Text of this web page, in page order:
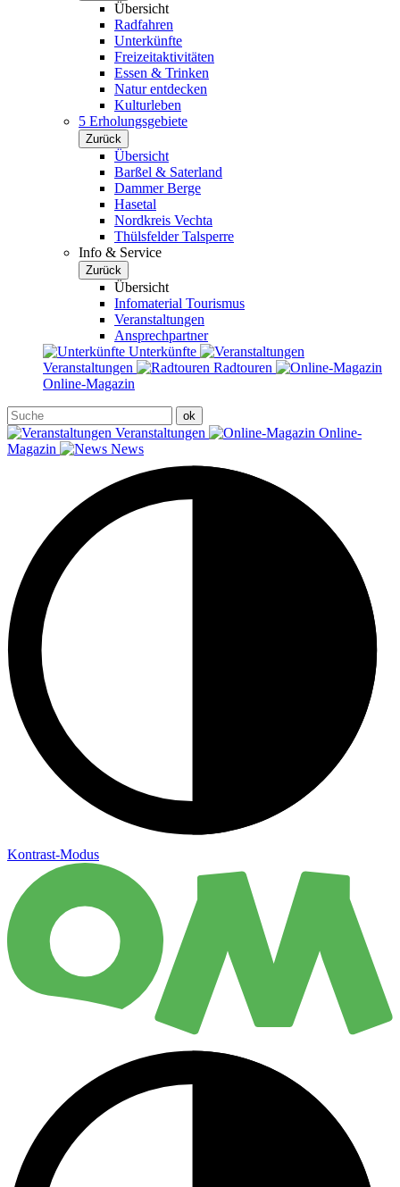
Übersicht
Radfahren
Unterkünfte
Freizeitaktivitäten
Essen & Trinken
Natur entdecken
Kulturleben
5 Erholungsgebiete
Zurück
Übersicht
Barßel & Saterland
Dammer Berge
Hasetal
Nordkreis Vechta
Thülsfelder Talsperre
Info & Service
Zurück
Übersicht
Infomaterial Tourismus
Veranstaltungen
Ansprechpartner
Unterkünfte
Veranstaltungen
Radtouren
Online-Magazin
Veranstaltungen
Online-
Magazin
News
Kontrast-Modus